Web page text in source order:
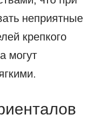
неприятные
крепкого
могут